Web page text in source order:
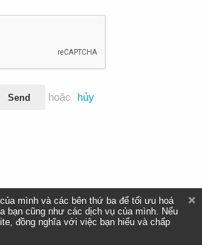
Send hoặc hủy
mình và các bên thứ ba để tối ưu hoá
bạn cũng như các dịch vụ của mình. Nếu
đồng nghĩa với việc bạn hiểu và chấp